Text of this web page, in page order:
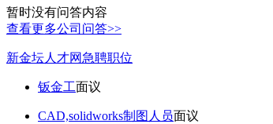
暂时没有问答内容
查看更多公司问答>>
新金坛人才网急聘职位
钣金工面议
CAD,solidworks制图人员面议